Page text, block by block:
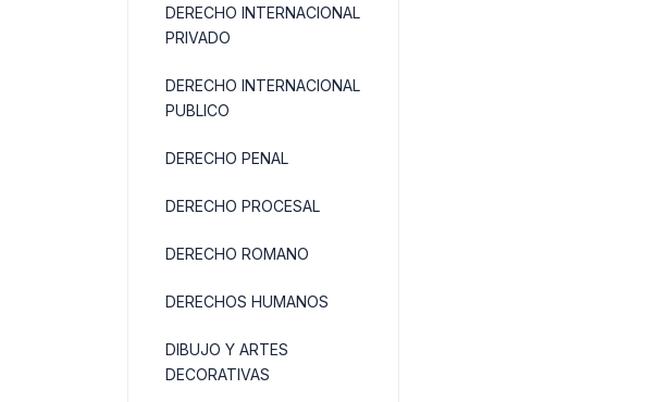
DERECHO INTERNACIONAL
PRIVADO
DERECHO INTERNACIONAL
PUBLICO
DERECHO PENAL
DERECHO PROCESAL
DERECHO ROMANO
DERECHOS HUMANOS
DIBUJO Y ARTES
DECORATIVAS